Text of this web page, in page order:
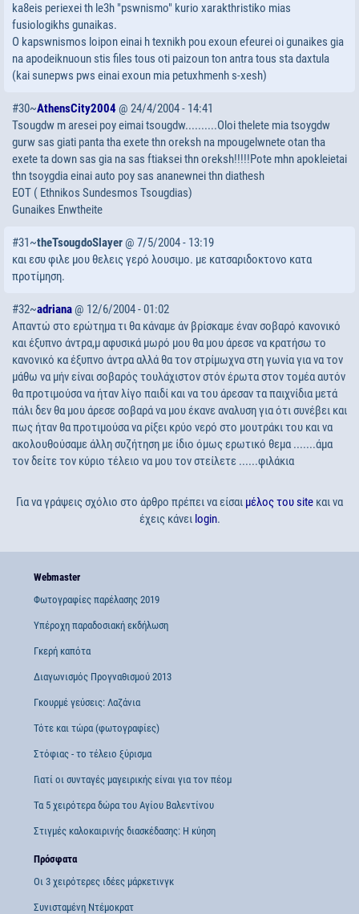
ka8eis periexei th le3h "pswnismo" kurio xarakthristiko mias
fusiologikhs gunaikas.
O kapswnismos loipon einai h texnikh pou exoun efeurei oi gunaikes gia
na apodeiknuoun stis files tous oti paizoun ton antra tous sta daxtula
(kai sunepws pws einai exoun mia petuxhmenh s-xesh)
#30~AthensCity2004 @ 24/4/2004 - 14:41
Tsougdw m aresei poy eimai tsougdw..........Oloi thelete mia tsoygdw
gurw sas giati panta tha exete thn oreksh na mpougelwnete otan tha
exete ta down sas gia na sas ftiaksei thn oreksh!!!!!Pote mhn apokleietai
thn tsoygdia einai auto poy sas ananewnei thn diathesh
EOT ( Ethnikos Sundesmos Tsougdias)
Gunaikes Enwtheite
#31~theTsougdoSlayer@ 7/5/2004 - 13:19
και εσυ φιλε μου θελεις γερό λουσιμο. με κατσαριδοκτονο κατα
προτίμηση.
#32~adriana @ 12/6/2004 - 01:02
Απαντώ στο ερώτημα τι θα κάναμε άν βρίσκαμε έναν σοβαρό κανονικό
και έξυπνο άντρα,μ αφυσικά μωρό μου θα μου άρεσε να κρατήσω το
κανονικό κα έξυπνο άντρα αλλά θα τον στρίμωχνα στη γωνία για να τον
μάθω να μήν είναι σοβαρός τουλάχιστον στόν έρωτα στον τομέα αυτόν
θα προτιμούσα να ήταν λίγο παιδί και να του άρεσαν τα παιχνίδια μετά
πάλι δεν θα μου άρεσε σοβαρά να μου έκανε αναλυση για ότι συνέβει και
πως ήταν θα προτιμούσα να ρίξει κρύο νερό στο μουτράκι του και να
ακολουθούσαμε άλλη συζήτηση με ίδιο όμως ερωτικό θεμα .......άμα
τον δείτε τον κύριο τέλειο να μου τον στείλετε ......φιλάκια
Για να γράψεις σχόλιο στο άρθρο πρέπει να είσαι μέλος του site και να
έχεις κάνει login.
Webmaster
Φωτογραφίες παρέλασης 2019
Υπέροχη παραδοσιακή εκδήλωση
Γκερή καπότα
Διαγωνισμός Προγναθισμού 2013
Γκουρμέ γεύσεις: Λαζάνια
Τότε και τώρα (φωτογραφίες)
Στόφιας - το τέλειο ξύρισμα
Γιατί οι συνταγές μαγειρικής είναι για τον πέομ
Τα 5 χειρότερα δώρα του Αγίου Βαλεντίνου
Στιγμές καλοκαιρινής διασκέδασης: Η κύηση
Πρόσφατα
Οι 3 χειρότερες ιδέες μάρκετινγκ
Συνισταμένη Ντέμοκρατ